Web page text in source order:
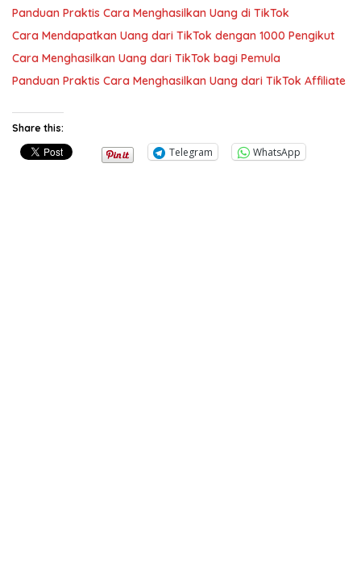
Panduan Praktis Cara Menghasilkan Uang di TikTok
Cara Mendapatkan Uang dari TikTok dengan 1000 Pengikut
Cara Menghasilkan Uang dari TikTok bagi Pemula
Panduan Praktis Cara Menghasilkan Uang dari TikTok Affiliate
Share this:
Telegram WhatsApp